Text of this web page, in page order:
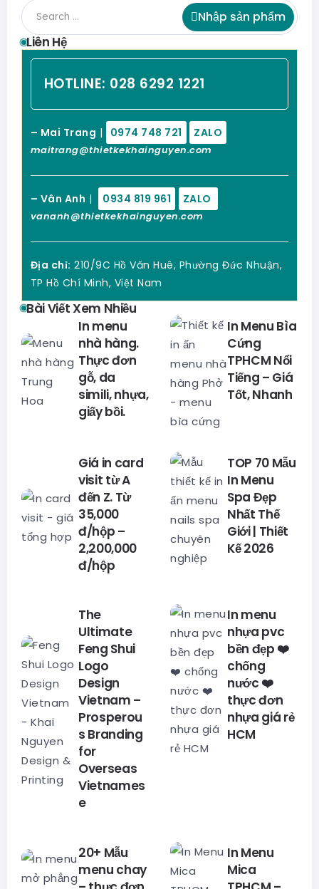
Nhập sản phẩm
Liên Hệ
HOTLINE: 028 6292 1221
– Mai Trang | 0974 748 721 ZALO
maitrang@thietkekhainguyen.com
– Vân Anh | 0934 819 961 ZALO
vananh@thietkekhainguyen.com
Địa chỉ: 210/9C Hồ Văn Huê, Phường Đức Nhuận,
TP Hồ Chí Minh, Việt Nam
Bài Viết Xem Nhiều
In menu
nhà hàng.
Thực đơn
gỗ, da
simili, nhựa,
giấy bồi.
In Menu Bìa
Cứng
TPHCM Nổi
Tiếng – Giá
Tốt, Nhanh
Giá in card
visit từ A
đến Z. Từ
35,000
đ/hộp –
2,200,000
đ/hộp
TOP 70 Mẫu
In Menu
Spa Đẹp
Nhất Thế
Giới | Thiết
Kế 2026
The
Ultimate
Feng Shui
Logo
Design
Vietnam –
Prosperou
s Branding
for
Overseas
Vietnames
e
In menu
nhựa pvc
bền đẹp ❤️
chống
nước ❤️
thực đơn
nhựa giá rẻ
HCM
20+ Mẫu
menu chay
In Menu
Mica